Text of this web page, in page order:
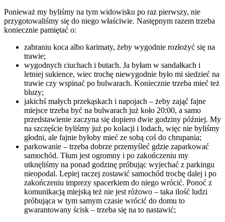
Ponieważ my byliśmy na tym widowisku po raz pierwszy, nie
przygotowaliśmy się do niego właściwie. Następnym razem trzeba
koniecznie pamiętać o:
zabraniu koca albo karimaty, żeby wygodnie rozłożyć się na
trawie;
wygodnych ciuchach i butach. Ja byłam w sandałkach i
letniej sukience, wiec trochę niewygodnie było mi siedzieć na
trawie czy wspinać po bulwarach. Koniecznie trzeba mieć też
bluzy;
jakichś małych przekąskach i napojach – żeby zająć fajne
miejsce trzeba być na bulwarach już koło 20:00, a samo
przedstawienie zaczyna się dopiero dwie godziny później. My
na szczęście byliśmy już po kolacji i lodach, więc nie byliśmy
głodni, ale fajnie byłoby mieć ze sobą coś do chrupania;
parkowanie – trzeba dobrze przemyśleć gdzie zaparkować
samochód. Tłum jest ogromny i po zakończeniu my
utknęliśmy na ponad godzinę próbując wyjechać z parkingu
nieopodal. Lepiej raczej zostawić samochód trochę dalej i po
zakończeniu imprezy spacerkiem do niego wrócić. Ponoć z
komunikacją miejską też nie jest różowo – taka ilość ludzi
próbująca w tym samym czasie wrócić do domu to
gwarantowany ścisk – trzeba się na to nastawić;